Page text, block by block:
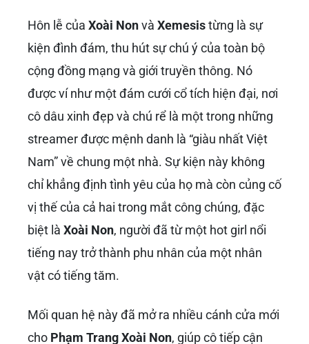
Hôn lễ của Xoài Nonvà Xemesistừng là sự
kiện đình đám, thu hút sự chú ý của toàn bộ
cộng đồng mạng và giới truyền thông. Nó
được ví như một đám cưới cổ tích hiện đại, nơi
cô dâu xinh đẹp và chú rể là một trong những
streamer được mệnh danh là “giàu nhất Việt
Nam” về chung một nhà. Sự kiện này không
chỉ khẳng định tình yêu của họ mà còn củng cố
vị thế của cả hai trong mắt công chúng, đặc
biệt là Xoài Non, người đã từ một hot girl nổi
tiếng nay trở thành phu nhân của một nhân
vật có tiếng tăm.
Mối quan hệ này đã mở ra nhiều cánh cửa mới
cho Phạm Trang Xoài Non, giúp cô tiếp cận